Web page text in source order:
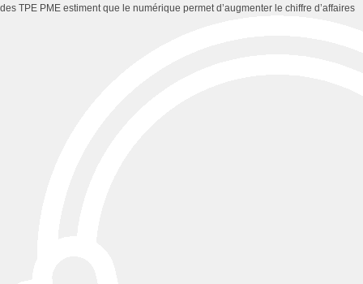
des TPE PME estiment que le numérique permet d’augmenter le chiffre d’affaires